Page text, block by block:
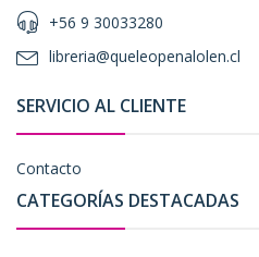
+56 9 30033280
libreria@queleopenalolen.cl
SERVICIO AL CLIENTE
Contacto
CATEGORÍAS DESTACADAS